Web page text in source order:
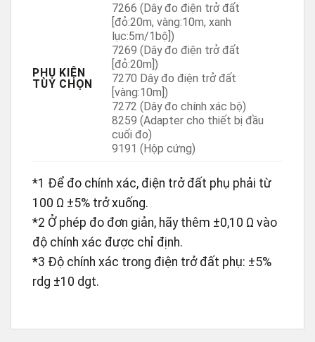
PHỤ KIỆN
TÙY CHỌN
7266 (Dây đo điện trở đất
[đỏ:20m, vàng:10m, xanh
lục:5m/1bộ])
7269 (Dây đo điện trở đất
[đỏ:20m])
7270 Dây đo điện trở đất
[vàng:10m])
7272 (Dây đo chính xác bộ)
8259 (Adapter cho thiết bị đầu
cuối đo)
9191 (Hộp cứng)
*1 Để đo chính xác, điện trở đất phụ phải từ
100 Ω ±5% trở xuống.
*2 Ở phép đo đơn giản, hãy thêm ±0,10 Ω vào
độ chính xác được chỉ định.
*3 Độ chính xác trong điện trở đất phụ: ±5%
rdg ±10 dgt.